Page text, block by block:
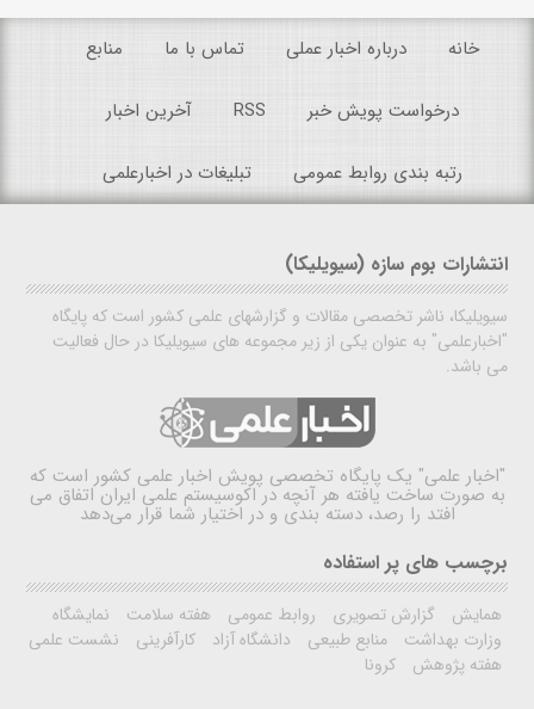
خانه درباره اخبار عملی تماس با ما منابع
درخواست پویش خبر RSS آخرین اخبار
رتبه بندی روابط عمومی تبلیغات در اخبارعلمی
انتشارات بوم سازه (سیویلیکا)
سیویلیکا، ناشر تخصصی مقالات و گزارشهای علمی کشور است که پایگاه
"اخبارعلمی" به عنوان یکی از زیر مجموعه های سیویلیکا در حال فعالیت
می باشد.
"اخبار علمی" یک پایگاه تخصصی پویش اخبار علمی کشور است که
به صورت ساخت یافته هر آنچه در اکوسیستم علمی ایران اتفاق می
افتد را رصد، دسته بندی و در اختیار شما قرار می‌دهد
برچسب های پر استفاده
همایش گزارش تصویری روابط عمومی هفته سلامت
نمایشگاه
وزارت بهداشت
منابع طبیعی دانشگاه آزاد کارآفرینی
نشست علمی
هفته پژوهش
کرونا